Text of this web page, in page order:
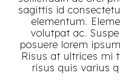
sagittis id
elementum.
volutpat ac.
posuere lorem
Risus at ultrices mi
risus quis varius